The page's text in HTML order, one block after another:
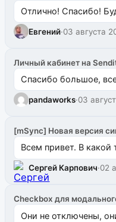
Отлично! Спасибо!
Евгений·03 августа
Личный кабинет на
Спасибо большое,
pandaworks·03
[mSync] Новая версия
Всем привет. В какой
Сергей Карпович·02
Checkbox для
Они не отключены,